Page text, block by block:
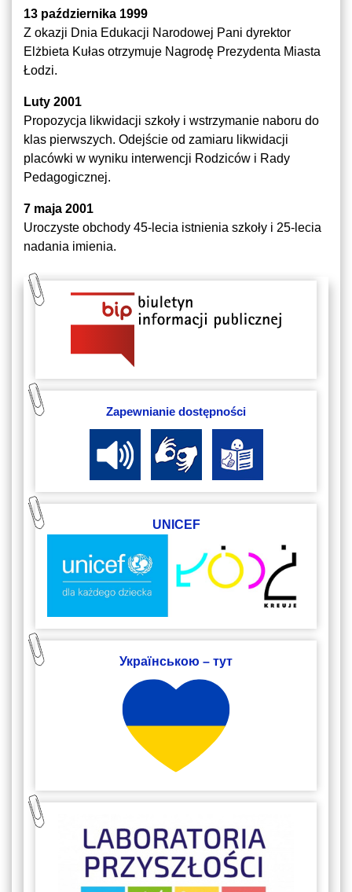
13 października 1999
Z okazji Dnia Edukacji Narodowej Pani dyrektor
Elżbieta Kułas otrzymuje Nagrodę Prezydenta Miasta
Łodzi.
Luty 2001
Propozycja likwidacji szkoły i wstrzymanie naboru do
klas pierwszych. Odejście od zamiaru likwidacji
placówki w wyniku interwencji Rodziców i Rady
Pedagogicznej.
7 maja 2001
Uroczyste obchody 45-lecia istnienia szkoły i 25-lecia
nadania imienia.
Zapewnianie dostępności
UNICEF
Українською – тут